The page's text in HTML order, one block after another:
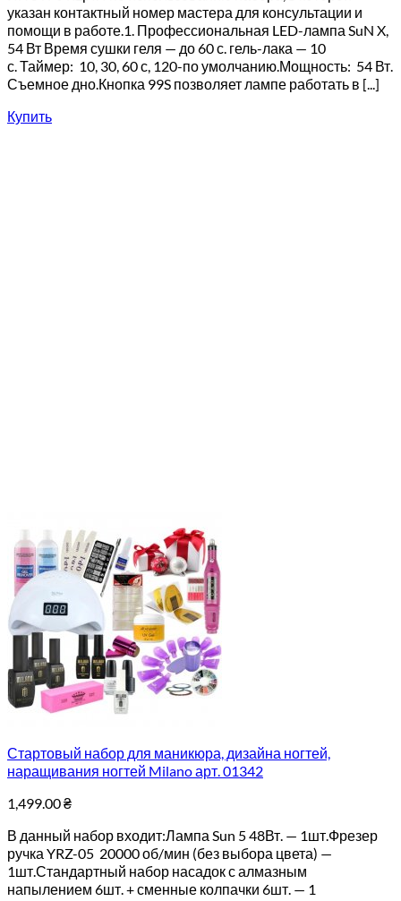
указан контактный номер мастера для консультации и
помощи в работе.1. Профессиональная LED-лампа SuN X,
54 Вт Время сушки геля — до 60 с. гель-лака — 10
с. Таймер: 10, 30, 60 с, 120-по умолчанию.Мощность: 54 Вт.
Съемное дно.Кнопка 99S позволяет лампе работать в [...]
Купить
Стартовый набор для маникюра, дизайна ногтей,
наращивания ногтей Milano арт. 01342
1,499.00₴
В данный набор входит:Лампа Sun 5 48Вт. — 1шт.Фрезер
ручка YRZ-05 20000 об/мин (без выбора цвета) —
1шт.Стандартный набор насадок с алмазным
напылением 6шт. + сменные колпачки 6шт. — 1